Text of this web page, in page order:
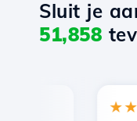
Sluit je
51,858